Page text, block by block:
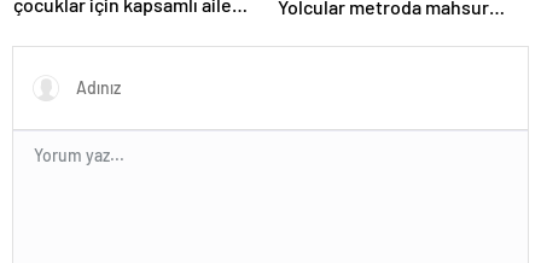
Yolcular metroda mahsur